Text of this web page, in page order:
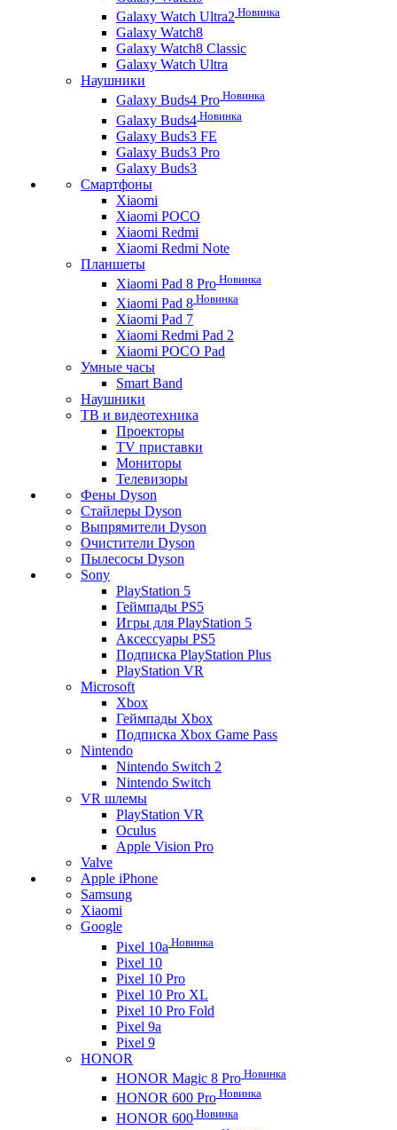
Galaxy Watch Ultra2 Новинка
Galaxy Watch8
Galaxy Watch8 Classic
Galaxy Watch Ultra
Наушники
Galaxy Buds4 Pro Новинка
Galaxy Buds4 Новинка
Galaxy Buds3 FE
Galaxy Buds3 Pro
Galaxy Buds3
Смартфоны
Xiaomi
Xiaomi POCO
Xiaomi Redmi
Xiaomi Redmi Note
Планшеты
Xiaomi Pad 8 Pro Новинка
Xiaomi Pad 8 Новинка
Xiaomi Pad 7
Xiaomi Redmi Pad 2
Xiaomi POCO Pad
Умные часы
Smart Band
Наушники
ТВ и видеотехника
Проекторы
TV приставки
Мониторы
Телевизоры
Фены Dyson
Стайлеры Dyson
Выпрямители Dyson
Очистители Dyson
Пылесосы Dyson
Sony
PlayStation 5
Геймпады PS5
Игры для PlayStation 5
Аксессуары PS5
Подписка PlayStation Plus
PlayStation VR
Microsoft
Xbox
Геймпады Xbox
Подписка Xbox Game Pass
Nintendo
Nintendo Switch 2
Nintendo Switch
VR шлемы
PlayStation VR
Oculus
Apple Vision Pro
Valve
Apple iPhone
Samsung
Xiaomi
Google
Pixel 10a Новинка
Pixel 10
Pixel 10 Pro
Pixel 10 Pro XL
Pixel 10 Pro Fold
Pixel 9a
Pixel 9
HONOR
HONOR Magic 8 Pro Новинка
HONOR 600 Pro Новинка
HONOR 600 Новинка